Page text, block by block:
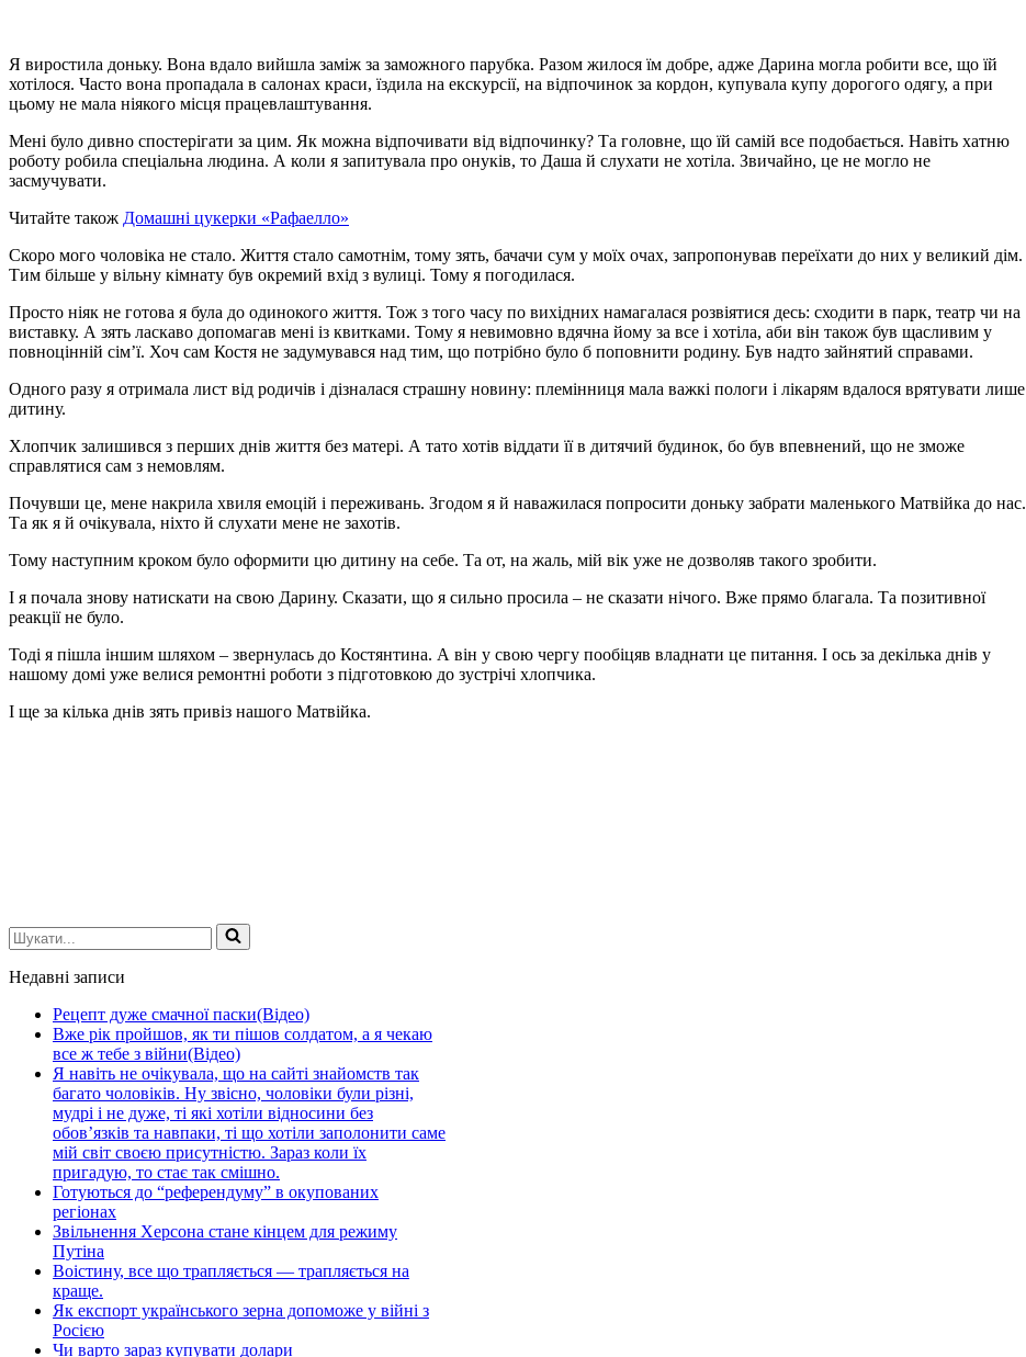
Я виростила доньку. Вона вдало вийшла заміж за заможного парубка. Разом жилося їм добре, адже Дарина могла робити все, що їй
хотілося. Часто вона пропадала в салонах краси, їздила на екскурсії, на відпочинок за кордон, купувала купу дорогого одягу, а при
цьому не мала ніякого місця працевлаштування.
Мені було дивно спостерігати за цим. Як можна відпочивати від відпочинку? Та головне, що їй самій все подобається. Навіть хатню
роботу робила спеціальна людина. А коли я запитувала про онуків, то Даша й слухати не хотіла. Звичайно, це не могло не
засмучувати.
Читайте також Домашні цукерки «Рафаелло»
Скоро мого чоловіка не стало. Життя стало самотнім, тому зять, бачачи сум у моїх очах, запропонував переїхати до них у великий дім.
Тим більше у вільну кімнату був окремий вхід з вулиці. Тому я погодилася.
Просто ніяк не готова я була до одинокого життя. Тож з того часу по вихідних намагалася розвіятися десь: сходити в парк, театр чи на
виставку. А зять ласкаво допомагав мені із квитками. Тому я невимовно вдячна йому за все і хотіла, аби він також був щасливим у
повноцінній сім’ї. Хоч сам Костя не задумувався над тим, що потрібно було б поповнити родину. Був надто зайнятий справами.
Одного разу я отримала лист від родичів і дізналася страшну новину: племінниця мала важкі пологи і лікарям вдалося врятувати лише
дитину.
Хлопчик залишився з перших днів життя без матері. А тато хотів віддати її в дитячий будинок, бо був впевнений, що не зможе
справлятися сам з немовлям.
Почувши це, мене накрила хвиля емоцій і переживань. Згодом я й наважилася попросити доньку забрати маленького Матвійка до нас.
Та як я й очікувала, ніхто й слухати мене не захотів.
Тому наступним кроком було оформити цю дитину на себе. Та от, на жаль, мій вік уже не дозволяв такого зробити.
І я почала знову натискати на свою Дарину. Сказати, що я сильно просила – не сказати нічого. Вже прямо благала. Та позитивної
реакції не було.
Тоді я пішла іншим шляхом – звернулась до Костянтина. А він у свою чергу пообіцяв владнати це питання. І ось за декілька днів у
нашому домі уже велися ремонтні роботи з підготовкою до зустрічі хлопчика.
І ще за кілька днів зять привіз нашого Матвійка.
Шукати...
Недавні записи
Рецепт дуже смачної паски(Відео)
Вже рік пройшов, як ти пішов солдатом, а я чекаю
все ж тебе з війни(Відео)
Я навіть не очікувала, що на сайті знайомств так
багато чоловіків. Ну звісно, чоловіки були різні,
мудрі і не дуже, ті які хотіли відносини без
обов’язків та навпаки, ті що хотіли заполонити саме
мій світ своєю присутністю. Зараз коли їх
пригадую, то стає так смішно.
Готуються до “референдуму” в окупованих
регіонах
Звільнення Херсона стане кінцем для режиму
Путіна
Воістину, все що трапляється — трапляється на
краще.
Як експорт українського зерна допоможе у війні з
Росією
Чи варто зараз купувати долари